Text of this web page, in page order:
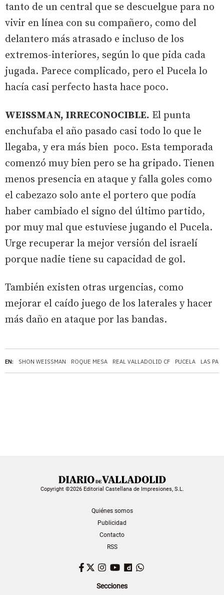
EN: SHON WEISSMAN ROQUE MESA REAL VALLADOLID CF PUCELA LAS
tanto de un central que se descuelgue para no
vivir en línea con su compañero, como del
delantero más atrasado e incluso de los
extremos-interiores, según lo que pida cada
jugada. Parece complicado, pero el Pucela lo
hacía casi perfecto hasta hace poco.
WEISSMAN, IRRECONOCIBLE. El punta
enchufaba el año pasado casi todo lo que le
llegaba, y era más bien poco. Esta temporada
comenzó muy bien pero se ha gripado. Tienen
menos presencia en ataque y falla goles como
el cabezazo solo ante el portero que podía
haber cambiado el signo del último partido,
por muy mal que estuviese jugando el Pucela.
Urge recuperar la mejor versión del israelí
porque nadie tiene su capacidad de gol.
También existen otras urgencias, como
mejorar el caído juego de los laterales y hacer
más daño en ataque por las bandas.
Copyright ©2026 Editorial Castellana de Impresiones, S.L.
Quiénes somos
Publicidad
Contacto
RSS
Facebook
TwitterInstagram
YouTubeDailymotion
Secciones